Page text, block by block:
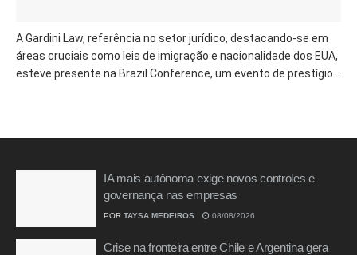
A Gardini Law, referência no setor jurídico, destacando-se em
áreas cruciais como leis de imigração e nacionalidade dos EUA,
esteve presente na Brazil Conference, um evento de prestígio...
IA mais autônoma exige novos controles e
governança nas empresas
POR TAYSA MEDEIROS 08/08/2026
Crise na fronteira entre Chile e Argentina gera